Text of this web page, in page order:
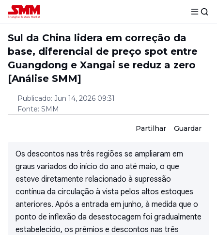
Sul da China lidera em correção da
base, diferencial de preço spot entre
Guangdong e Xangai se reduz a zero
[Análise SMM]
Publicado: Jun 14, 2026 09:31
Fonte: SMM
Partilhar Guardar
Os descontos nas três regiões se ampliaram em
graus variados do início do ano até maio, o que
esteve diretamente relacionado à supressão
contínua da circulação à vista pelos altos estoques
anteriores. Após a entrada em junho, à medida que o
ponto de inflexão da desestocagem foi gradualmente
estabelecido, os prêmios e descontos nas três